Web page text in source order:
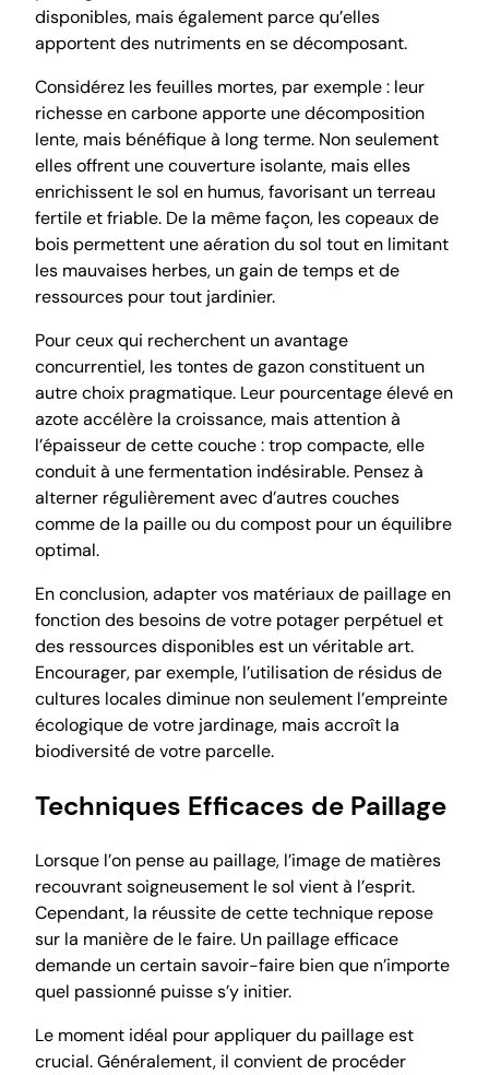
disponibles, mais également parce qu’elles
apportent des nutriments en se décomposant.
Considérez les feuilles mortes, par exemple : leur
richesse en carbone apporte une décomposition
lente, mais bénéfique à long terme. Non seulement
elles offrent une couverture isolante, mais elles
enrichissent le sol en humus, favorisant un terreau
fertile et friable. De la même façon, les copeaux de
bois permettent une aération du sol tout en limitant
les mauvaises herbes, un gain de temps et de
ressources pour tout jardinier.
Pour ceux qui recherchent un avantage
concurrentiel, les tontes de gazon constituent un
autre choix pragmatique. Leur pourcentage élevé en
azote accélère la croissance, mais attention à
l’épaisseur de cette couche : trop compacte, elle
conduit à une fermentation indésirable. Pensez à
alterner régulièrement avec d’autres couches
comme de la paille ou du compost pour un équilibre
optimal.
En conclusion, adapter vos matériaux de paillage en
fonction des besoins de votre potager perpétuel et
des ressources disponibles est un véritable art.
Encourager, par exemple, l’utilisation de résidus de
cultures locales diminue non seulement l’empreinte
écologique de votre jardinage, mais accroît la
biodiversité de votre parcelle.
Techniques Efficaces de Paillage
Lorsque l’on pense au paillage, l’image de matières
recouvrant soigneusement le sol vient à l’esprit.
Cependant, la réussite de cette technique repose
sur la manière de le faire. Un paillage efficace
demande un certain savoir-faire bien que n’importe
quel passionné puisse s’y initier.
Le moment idéal pour appliquer du paillage est
crucial. Généralement, il convient de procéder